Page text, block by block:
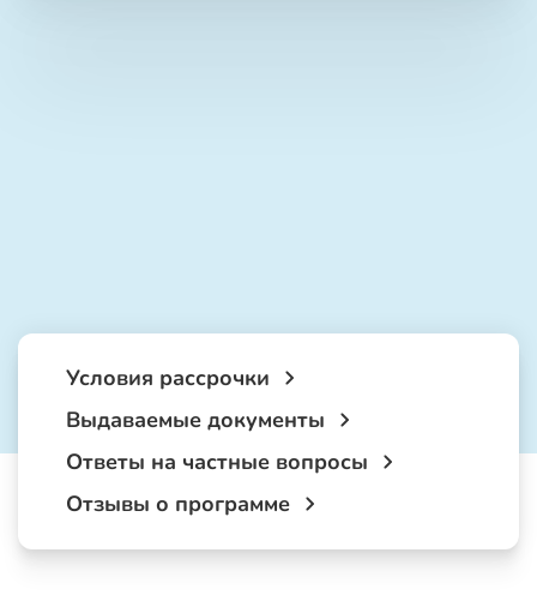
Условия рассрочки
Выдаваемые документы
Ответы на частные вопросы
Отзывы о программе